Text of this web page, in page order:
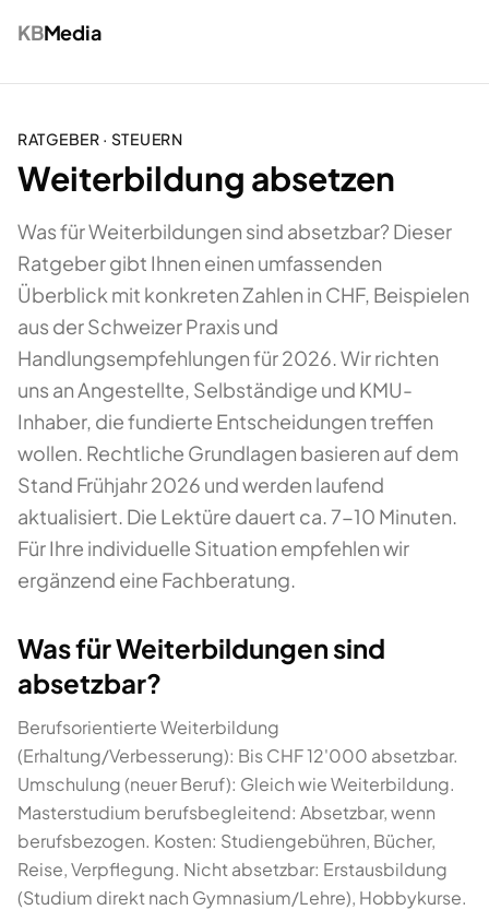
KBMedia
RATGEBER · STEUERN
Weiterbildung absetzen
Was für Weiterbildungen sind absetzbar? Dieser
Ratgeber gibt Ihnen einen umfassenden
Überblick mit konkreten Zahlen in CHF, Beispielen
aus der Schweizer Praxis und
Handlungsempfehlungen für 2026. Wir richten
uns an Angestellte, Selbständige und KMU-
Inhaber, die fundierte Entscheidungen treffen
wollen. Rechtliche Grundlagen basieren auf dem
Stand Frühjahr 2026 und werden laufend
aktualisiert. Die Lektüre dauert ca. 7-10 Minuten.
Für Ihre individuelle Situation empfehlen wir
ergänzend eine Fachberatung.
Was für Weiterbildungen sind
absetzbar?
Berufsorientierte Weiterbildung
(Erhaltung/Verbesserung): Bis CHF 12'000 absetzbar.
Umschulung (neuer Beruf): Gleich wie Weiterbildung.
Masterstudium berufsbegleitend: Absetzbar, wenn
berufsbezogen. Kosten: Studiengebühren, Bücher,
Reise, Verpflegung. Nicht absetzbar: Erstausbildung
(Studium direkt nach Gymnasium/Lehre), Hobbykurse.